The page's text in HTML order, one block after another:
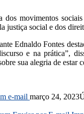
movimentos
justiça social e dos
Ednaldo Fontes
e na prática”,
sua alegria de estar
e-mail março 24, 2023